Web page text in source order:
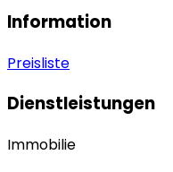
Information
Preisliste
Dienstleistungen
Immobilie